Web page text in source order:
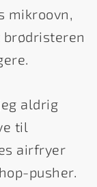
mikroovn,
aldrig
til
airfryer
pusher.